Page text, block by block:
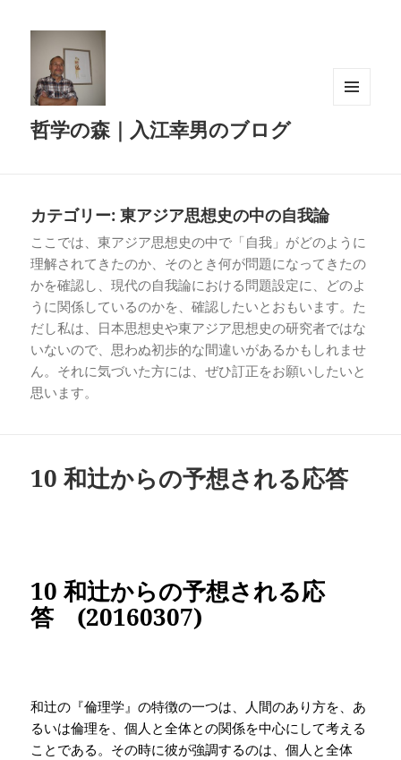
哲学の森｜入江幸男のブログ
カテゴリー:東アジア思想史の中の自我論
ここでは、東アジア思想史の中で「自我」がどのように
理解されてきたのか、そのとき何が問題になってきたの
かを確認し、現代の自我論における問題設定に、どのよ
うに関係しているのかを、確認したいとおもいます。た
だし私は、日本思想史や東アジア思想史の研究者ではな
いないので、思わぬ初歩的な間違いがあるかもしれませ
ん。それに気づいた方には、ぜひ訂正をお願いしたいと
思います。
10 和辻からの予想される応答
10和辻からの予想される応
答 (20160307)
和辻の『倫理学』の特徴の一つは、人間のあり方を、あ
るいは倫理を、個人と全体との関係を中心にして考える
ことである。その時に彼が強調するのは、個人と全体